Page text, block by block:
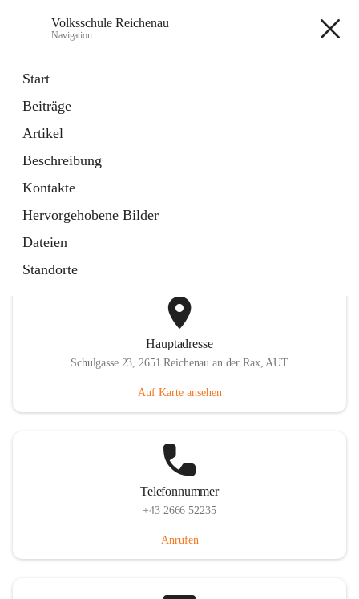
Volksschule Reichenau
Navigation
Start
Beiträge
Artikel
Beschreibung
Kontakte
Hervorgehobene Bilder
Dateien
Standorte
Externe Webseite
in
Tab
Toni Klix Maustraining
Externe Webseite
öffnet
in
neuem
Tab
Hauptadresse
Schulgasse 23, 2651 Reichenau an der Rax, AUT
Auf Karte ansehen
Telefonnummer
+43 2666 52235
Anrufen